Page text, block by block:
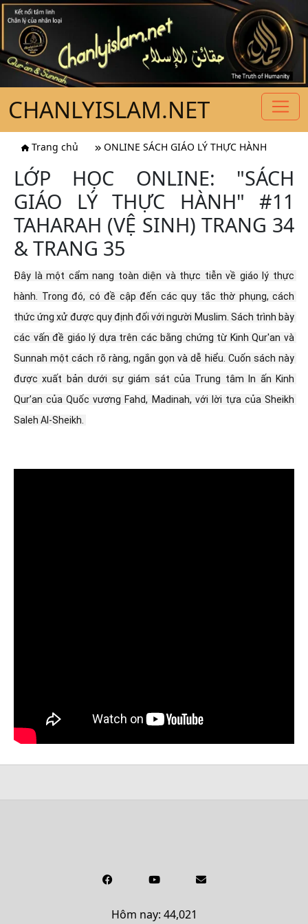
CHANLYISLAM.NET
Trang chủ ONLINE SÁCH GIÁO LÝ THỰC HÀNH
LỚP HỌC ONLINE: "SÁCH
GIÁO LÝ THỰC HÀNH" #11
TAHARAH (VỆ SINH) TRANG 34
& TRANG 35
Đây là một cẩm nang toàn diện và thực tiễn về giáo lý thực
hành. Trong đó, có đề cập đến các quy tắc thờ phụng, cách
thức ứng xử được quy định đối với người Muslim. Sách trình bày
các vấn đề giáo lý dựa trên các bằng chứng từ Kinh Qur'an và
Sunnah một cách rõ ràng, ngắn gọn và dễ hiểu. Cuốn sách này
được xuất bản dưới sự giám sát của Trung tâm In ấn Kinh
Qur’an của Quốc vương Fahd, Madinah, với lời tựa của Sheikh
Saleh Al-Sheikh.
Hôm nay: 44,021